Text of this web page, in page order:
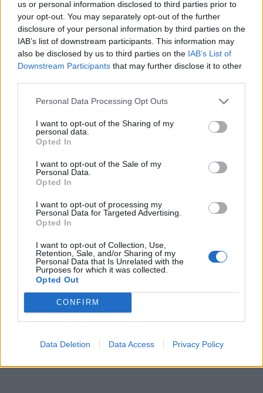
us or personal information disclosed to third parties prior to
your opt-out. You may separately opt-out of the further
disclosure of your personal information by third parties on the
IAB’s list of downstream participants. This information may
also be disclosed by us to third parties on the IAB’s List of
Downstream Participants that may further disclose it to other
Personal Data Processing Opt Outs
I want to opt-out of the Sharing of my
personal data.
Opted In
I want to opt-out of the Sale of my
Personal Data.
Opted In
I want to opt-out of processing my
Personal Data for Targeted Advertising.
Opted In
I want to opt-out of Collection, Use,
Retention, Sale, and/or Sharing of my
Personal Data that Is Unrelated with the
Purposes for which it was collected.
Opted Out
CONFIRM
Data Deletion Data Access Privacy Policy
πύλες του σε όλους
Επιστροφή αιτούντα άσυλο
Γερμανία
14/05/2021 - 17:05
Αγγελοπούλου-Δασκαλάκη
με γυναίκες μέλη του
Women Act
14/05/2021 - 17:14